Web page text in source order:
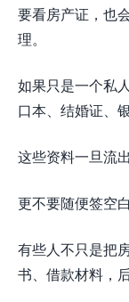
要看房产证，也
理。
如果只是一个私
口本、结婚证、
这些资料一旦流
更不要随便签空白
有些人不只是把
书、借款材料，